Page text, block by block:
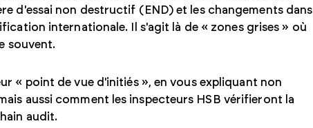
d'essai non destructif (END) et les changements dans
internationale. Il s'agit là de « zones grises » où
souvent.
« point de vue d'initiés », en vous expliquant non
aussi comment les inspecteurs HSB vérifieront la
audit.